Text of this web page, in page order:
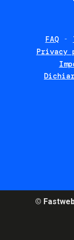
FAQ
Privacy
©